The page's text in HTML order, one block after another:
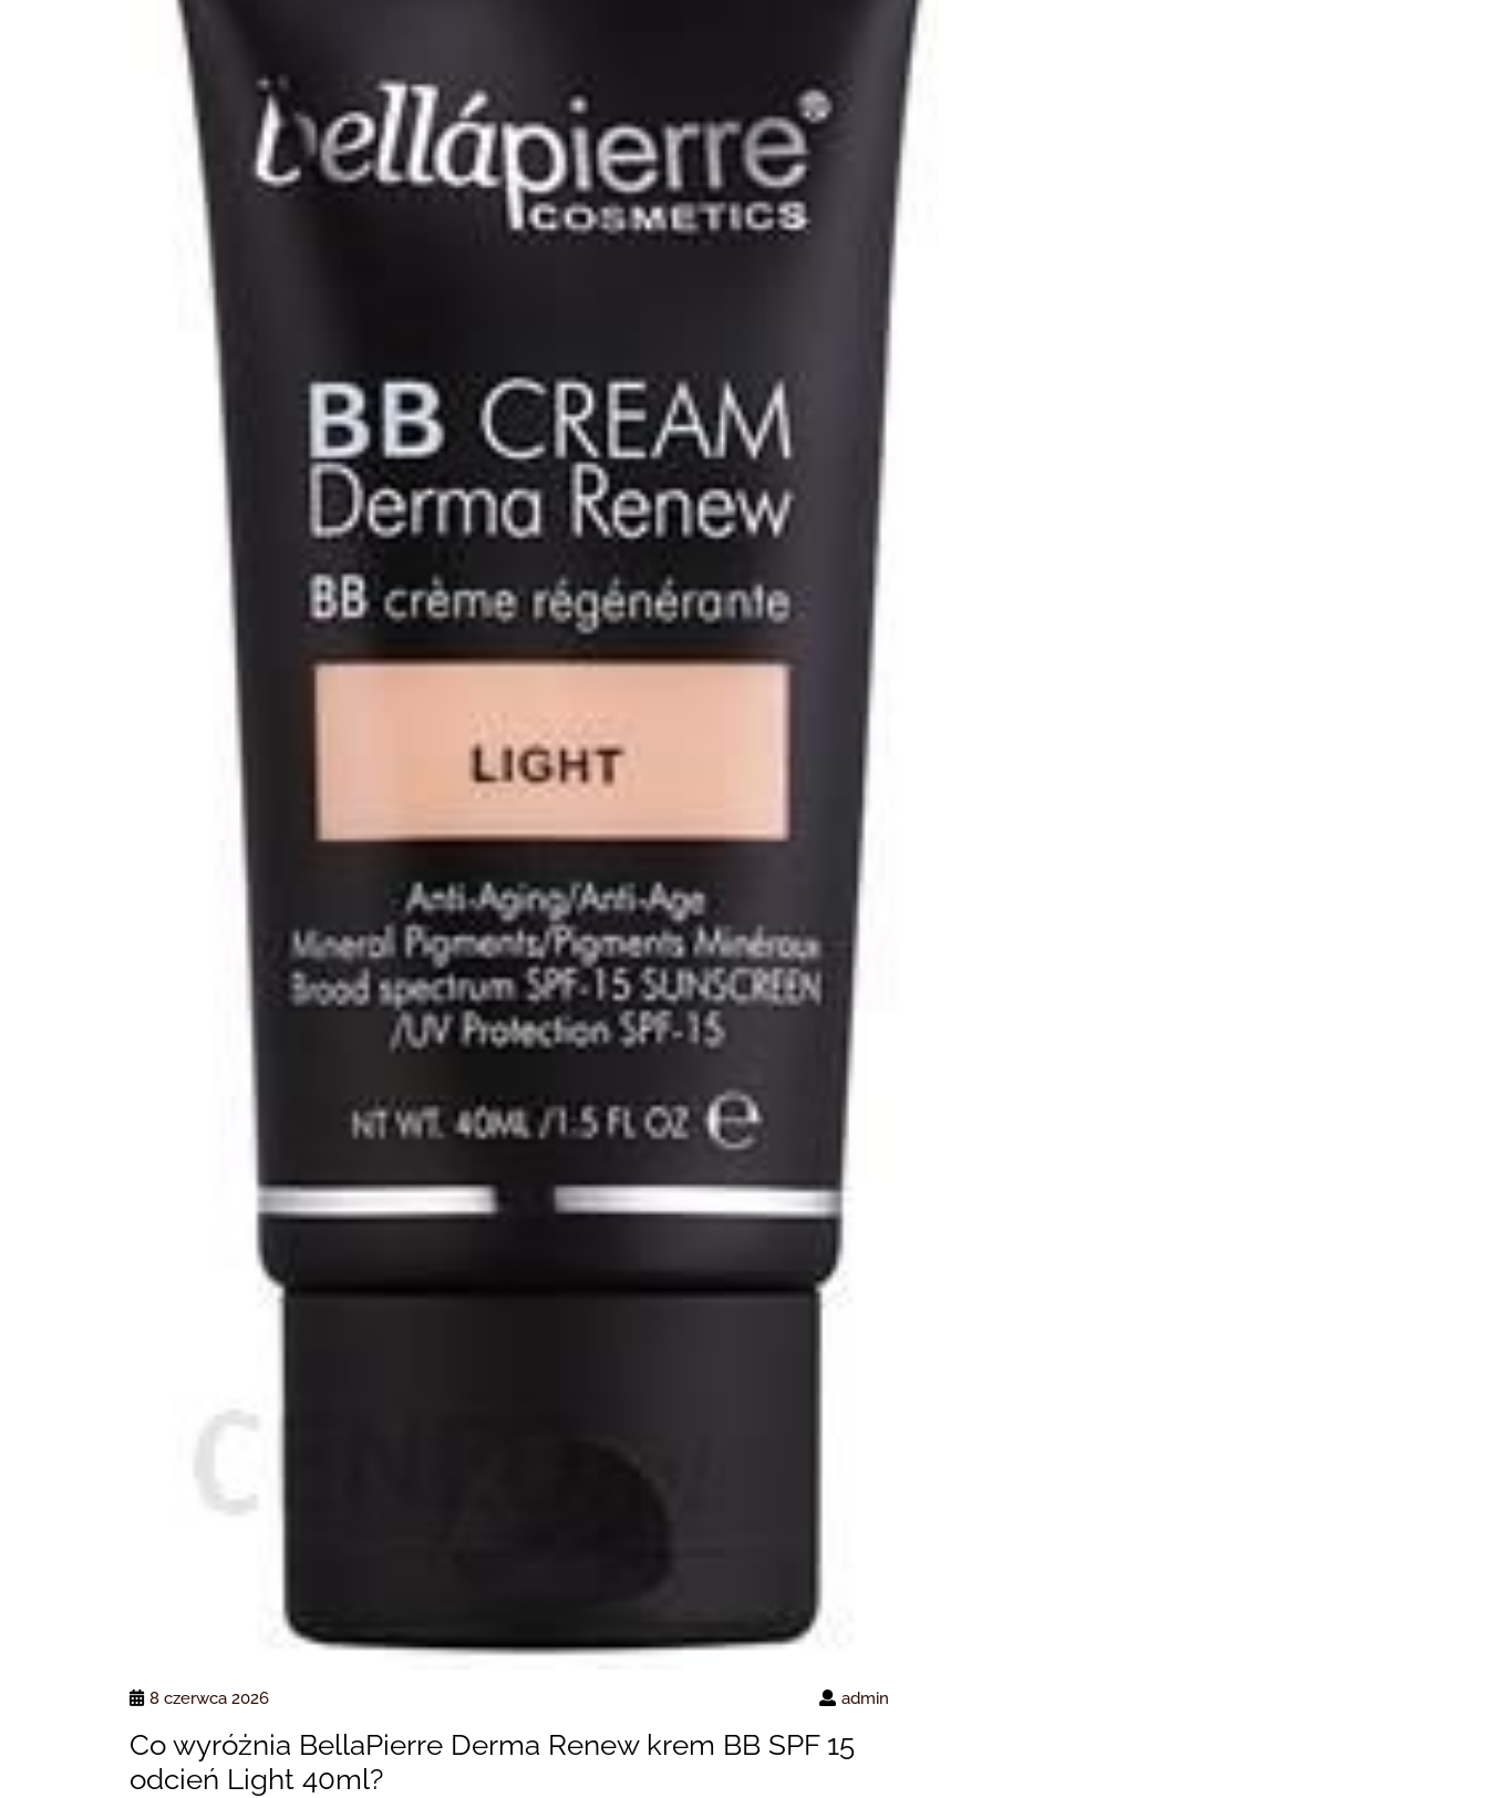
8 czerwca 2026 admin
Co wyróżnia BellaPierre Derma Renew krem BB SPF 15
odcień Light 40ml?